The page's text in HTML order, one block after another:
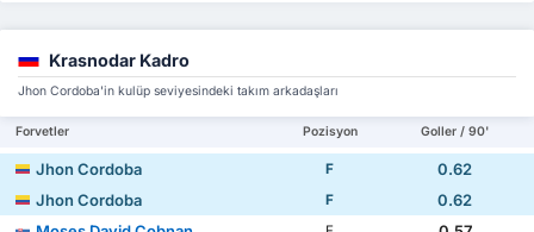
Krasnodar Kadro
Jhon Cordoba'in kulüp seviyesindeki takım arkadaşları
Forvetler Pozisyon Goller / 90'
Jhon Cordoba F
0.62
Jhon Cordoba
F
0.62